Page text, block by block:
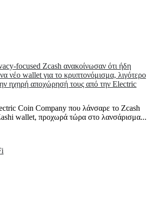
focused Zcash ανακοίνωσαν ότι ήδη
νέο wallet για το κρυπτονόμισμα, λιγότερο
ηχηρή αποχώρησή τους από την Electric
Coin Company που λάνσαρε το Zcash
wallet, προχωρά τώρα στο λανσάρισμα...